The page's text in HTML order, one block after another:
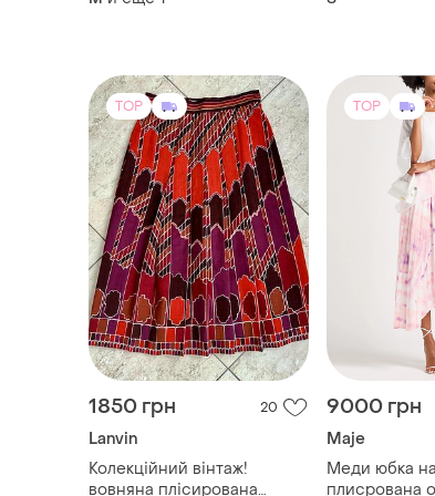
46 (m-l)
TOP
1850 грн 20
Lanvin
Колекційний вінтаж!
вовняна плісирована
TOP
9000 грн
Maje
Меди юбка
плисрована